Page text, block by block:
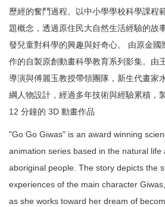
歷經的奮鬥過程。以中小學學校科學課程
題概念，透過原住民大自然生活經驗的故
發兒童對科學的興趣與好奇心。 由原金國
作的自製原創動畫科學教育系列影集。由
導演與傅麗玉教授帶領團隊，新生代畫家
綱人物設計，經過多年技術與經驗累積，
12 分鐘的 3D 動畫作品
"Go Go Giwas" is an award winning
animation series based in the natural life
aboriginal people. The story depicts the
experiences of the main character
as she works toward her dream of